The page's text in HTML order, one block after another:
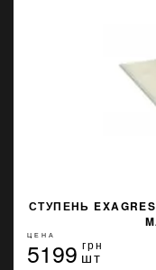
СТУПЕНЬ EXAGRES
ЦЕНА
5199 грн
шт